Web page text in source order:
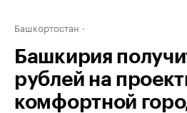
Башкортостан
Башкирия
рублей на
комфортной